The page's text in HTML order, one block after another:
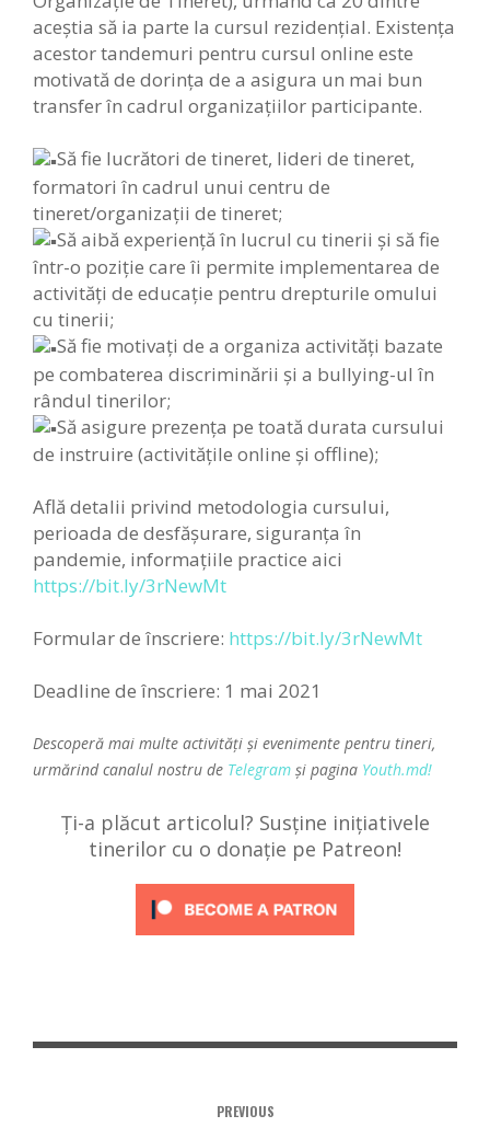
aceștia să ia parte la cursul rezidenţial. Existenţa
acestor tandemuri pentru cursul online este
motivată de dorinţa de a asigura un mai bun
transfer în cadrul organizaţiilor participante.
Să fie lucrători de tineret, lideri de tineret,
formatori în cadrul unui centru de
tineret/organizaţii de tineret;
Să aibă experienţă în lucrul cu tinerii şi să fie
într-o poziţie care îi permite implementarea de
activităţi de educaţie pentru drepturile omului
cu tinerii;
Să fie motivaţi de a organiza activități bazate
pe combaterea discriminării și a bullying-ul în
rândul tinerilor;
Să asigure prezența pe toată durata cursului
de instruire (activitățile online și offline);
Află detalii privind metodologia cursului,
perioada de desfășurare, siguranța în
pandemie, informațiile practice aici
https://bit.ly/3rNewMt
Formular de înscriere: https://bit.ly/3rNewMt
Deadline de înscriere: 1 mai 2021
Descoperă mai multe activități și evenimente pentru tineri,
urmărind canalul nostru de Telegram și pagina Youth.md!
Ți-a plăcut articolul? Susține inițiativele
tinerilor cu o donație pe Patreon!
PREVIOUS